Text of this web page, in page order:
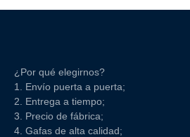
¿Por qué elegirnos?
1. Envío puerta a puerta;
2. Entrega a tiempo;
3. Precio de fábrica;
4. Gafas de alta calidad;